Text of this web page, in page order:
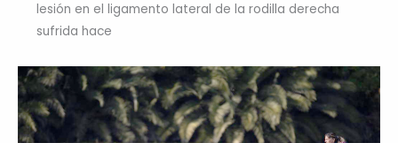
lesión en el ligamento lateral de la rodilla derecha
sufrida hace